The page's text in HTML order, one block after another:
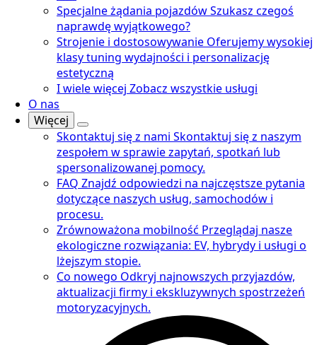
Specjalne żądania pojazdówSzukasz czegoś
naprawdę wyjątkowego?
Strojenie i dostosowywanie Oferujemy wysokiej
klasy tuning wydajności i personalizację
estetyczną
I wiele więcej Zobacz wszystkie usługi
O nas
Więcej
Skontaktuj się z nami Skontaktuj się z naszym
zespołem w sprawie zapytań, spotkań lub
spersonalizowanej pomocy.
FAQ Znajdź odpowiedzi na najczęstsze pytania
dotyczące naszych usług, samochodów i
procesu.
Zrównoważona mobilność Przeglądaj nasze
ekologiczne rozwiązania: EV, hybrydy i usługi o
lżejszym stopie.
Co nowego Odkryj najnowszych przyjazdów,
aktualizacji firmy i ekskluzywnych spostrzeżeń
motoryzacyjnych.